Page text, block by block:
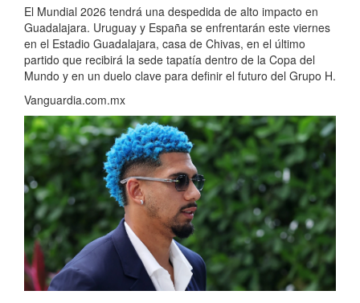
El Mundial 2026 tendrá una despedida de alto impacto en
Guadalajara. Uruguay y España se enfrentarán este viernes
en el Estadio Guadalajara, casa de Chivas, en el último
partido que recibirá la sede tapatía dentro de la Copa del
Mundo y en un duelo clave para definir el futuro del Grupo H.
Vanguardia.com.mx